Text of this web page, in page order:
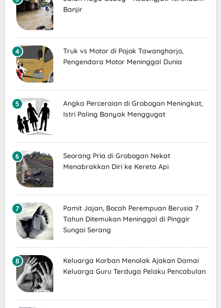
Banjir
Truk vs Motor di Pojok Tawangharjo,
Pengendara Motor Meninggal Dunia
Angka Perceraian di Grobogan Meningkat,
Istri Paling Banyak Menggugat
Seorang Pria di Grobogan Nekat
Menabrakkan Diri ke Kereta Api
Pamit Jajan, Bocah Perempuan Berusia 7
Tahun Ditemukan Meninggal di Pinggir
Sungai Serang
Keluarga Korban Menolak Ajakan Damai
Keluarga Guru Terduga Pelaku Pencabulan